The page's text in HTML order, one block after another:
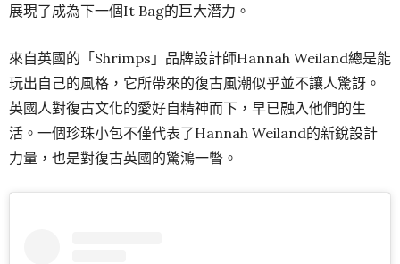
展現了成為下一個It Bag的巨大潛力。
來自英國的「Shrimps」品牌設計師Hannah Weiland總是能
玩出自己的風格，它所帶來的復古風潮似乎並不讓人驚訝。
英國人對復古文化的愛好自精神而下，早已融入他們的生
活。一個珍珠小包不僅代表了Hannah Weiland的新銳設計
力量，也是對復古英國的驚鴻一瞥。